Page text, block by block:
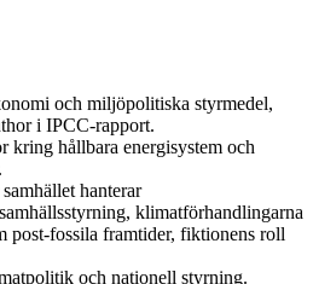
och miljöpolitiska styrmedel,
i IPCC-rapport.
kring hållbara energisystem och
hanterar
klimatförhandlingarna
post-fossila framtider, fiktionens roll
och nationell styrning.